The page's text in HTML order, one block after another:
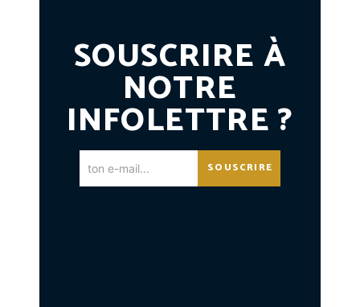
SOUSCRIRE À
NOTRE
INFOLETTRE ?
SOUSCRIRE